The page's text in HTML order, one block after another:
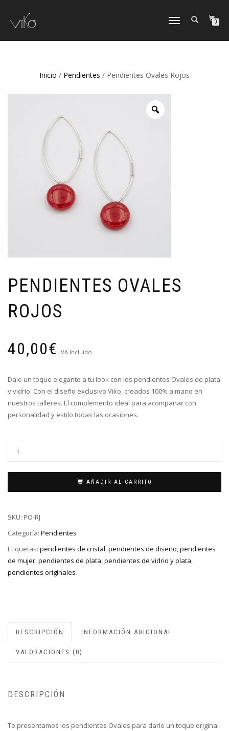
TOGGLE
0
Inicio / Pendientes / Pendientes Ovales Rojos
PENDIENTES OVALES
ROJOS
40,00€ IVA Incluído
Dale un toque elegante a tu look con los pendientes Ovales de plata
y vidrio. Con el diseño exclusivo Viko, creados 100% a mano en
nuestros talleres. El complemento ideal para acompañar con
personalidad y estilo todas las ocasiones.
AÑADIR AL CARRITO
SKU: PO-RJ
Categoría: Pendientes
Etiquetas: pendientes de cristal pendientes de diseño pendientes
de mujer pendientes de plata pendientes de vidrio y plata
pendientes originales
DESCRIPCIÓN INFORMACIÓN ADICIONAL
VALORACIONES (0)
DESCRIPCIÓN
Te presentamos los pendientes Ovales para darle un toque original